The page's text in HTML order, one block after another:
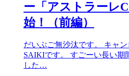
ー「アストラーレ
始！（前編）
だいぶご無沙汰です。 キャ
SAIKIです。 すごーい長い期
した…